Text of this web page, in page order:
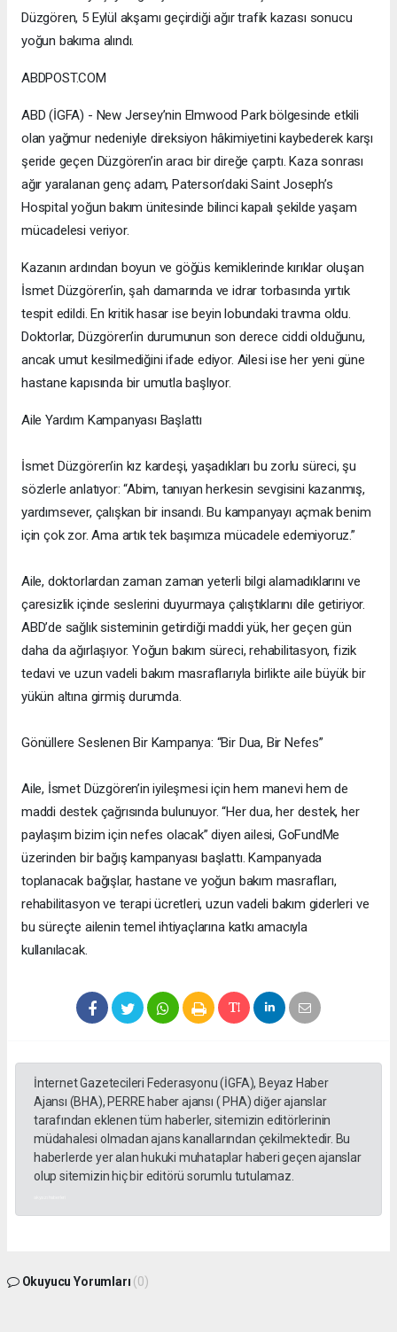
Düzgören, 5 Eylül akşamı geçirdiği ağır trafik kazası sonucu
yoğun bakıma alındı.
ABDPOST.COM
ABD (İGFA) - New Jersey’nin Elmwood Park bölgesinde etkili
olan yağmur nedeniyle direksiyon hâkimiyetini kaybederek karşı
şeride geçen Düzgören’in aracı bir direğe çarptı. Kaza sonrası
ağır yaralanan genç adam, Paterson’daki Saint Joseph’s
Hospital yoğun bakım ünitesinde bilinci kapalı şekilde yaşam
mücadelesi veriyor.
Kazanın ardından boyun ve göğüs kemiklerinde kırıklar oluşan
İsmet Düzgören’in, şah damarında ve idrar torbasında yırtık
tespit edildi. En kritik hasar ise beyin lobundaki travma oldu.
Doktorlar, Düzgören’in durumunun son derece ciddi olduğunu,
ancak umut kesilmediğini ifade ediyor. Ailesi ise her yeni güne
hastane kapısında bir umutla başlıyor.
Aile Yardım Kampanyası Başlattı
İsmet Düzgören’in kız kardeşi, yaşadıkları bu zorlu süreci, şu
sözlerle anlatıyor: “Abim, tanıyan herkesin sevgisini kazanmış,
yardımsever, çalışkan bir insandı. Bu kampanyayı açmak benim
için çok zor. Ama artık tek başımıza mücadele edemiyoruz.”
Aile, doktorlardan zaman zaman yeterli bilgi alamadıklarını ve
çaresizlik içinde seslerini duyurmaya çalıştıklarını dile getiriyor.
ABD’de sağlık sisteminin getirdiği maddi yük, her geçen gün
daha da ağırlaşıyor. Yoğun bakım süreci, rehabilitasyon, fizik
tedavi ve uzun vadeli bakım masraflarıyla birlikte aile büyük bir
yükün altına girmiş durumda.
Gönüllere Seslenen Bir Kampanya: “Bir Dua, Bir Nefes”
Aile, İsmet Düzgören’in iyileşmesi için hem manevi hem de
maddi destek çağrısında bulunuyor. “Her dua, her destek, her
paylaşım bizim için nefes olacak” diyen ailesi, GoFundMe
üzerinden bir bağış kampanyası başlattı. Kampanyada
toplanacak bağışlar, hastane ve yoğun bakım masrafları,
rehabilitasyon ve terapi ücretleri, uzun vadeli bakım giderleri ve
bu süreçte ailenin temel ihtiyaçlarına katkı amacıyla
kullanılacak.
İnternet Gazetecileri Federasyonu (İGFA), Beyaz Haber
Ajansı (BHA), PERRE haber ajansı ( PHA) diğer ajanslar
tarafından eklenen tüm haberler, sitemizin editörlerinin
müdahalesi olmadan ajans kanallarından çekilmektedir. Bu
haberlerde yer alan hukuki muhataplar haberi geçen ajanslar
olup sitemizin hiç bir editörü sorumlu tutulamaz.
Okuyucu Yorumları (0)